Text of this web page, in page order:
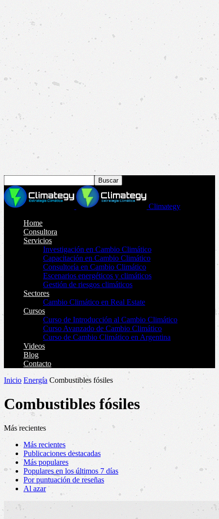
Climategy
Home
Consultora
Servicios
Investigación en Cambio Climático
Capacitación en Cambio Climático
Consultoría en Cambio Climático
Escenarios energéticos y climáticos
Gestión de riesgos climáticos
Sectores
Cambio Climático en Real Estate
Cursos
Curso de Introducción al Cambio Climático
Curso Avanzado de Cambio Climático
Curso de Cambio Climático en Argentina
Videos
Blog
Contacto
Inicio Energía Combustibles fósiles
Combustibles fósiles
Más recientes
Más recientes
Publicaciones destacadas
Más populares
Populares en los últimos 7 días
Por puntuación de reseñas
Al azar